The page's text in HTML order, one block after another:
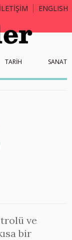
İLETİŞİM ENGLISH
TARİH SANAT
ve
bir